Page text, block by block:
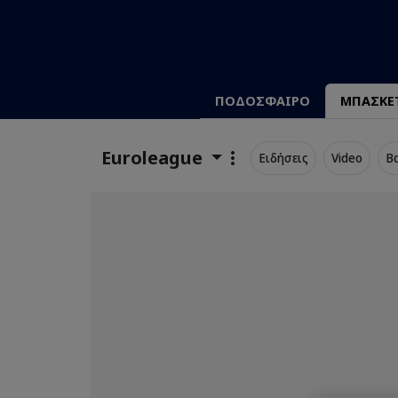
ΠΟΔΟΣΦΑΙΡΟ
Euroleague Ειδήσεις Video